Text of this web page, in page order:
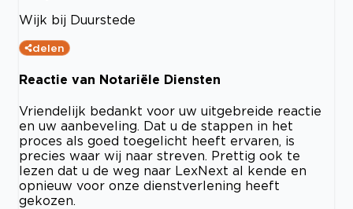
Wijk bij Duurstede
delen
Reactie van Notariële Diensten
Vriendelijk bedankt voor uw uitgebreide reactie
en uw aanbeveling. Dat u de stappen in het
proces als goed toegelicht heeft ervaren, is
precies waar wij naar streven. Prettig ook te
lezen dat u de weg naar LexNext al kende en
opnieuw voor onze dienstverlening heeft
gekozen.